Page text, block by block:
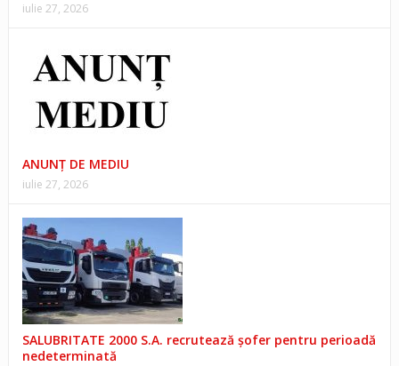
iulie 27, 2026
ANUNŢ DE MEDIU
iulie 27, 2026
SALUBRITATE 2000 S.A. recrutează șofer pentru perioadă
nedeterminată